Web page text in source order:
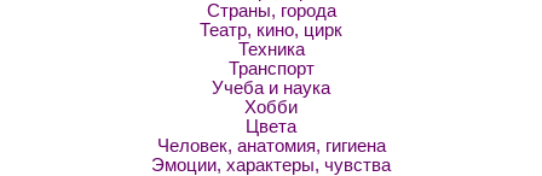
Страны, города
Театр, кино, цирк
Техника
Транспорт
Учеба и наука
Хобби
Цвета
Человек, анатомия, гигиена
Эмоции, характеры, чувства